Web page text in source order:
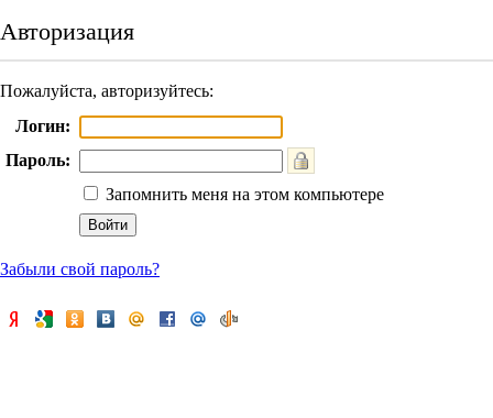
Авторизация
Пожалуйста, авторизуйтесь:
Логин:
Пароль:
Запомнить меня на этом компьютере
Забыли свой пароль?